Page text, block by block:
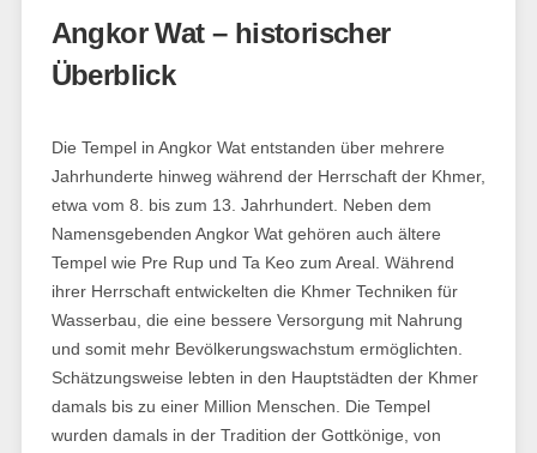
Angkor Wat – historischer
Überblick
Die Tempel in Angkor Wat entstanden über mehrere
Jahrhunderte hinweg während der Herrschaft der Khmer,
etwa vom 8. bis zum 13. Jahrhundert. Neben dem
Namensgebenden Angkor Wat gehören auch ältere
Tempel wie Pre Rup und Ta Keo zum Areal. Während
ihrer Herrschaft entwickelten die Khmer Techniken für
Wasserbau, die eine bessere Versorgung mit Nahrung
und somit mehr Bevölkerungswachstum ermöglichten.
Schätzungsweise lebten in den Hauptstädten der Khmer
damals bis zu einer Million Menschen. Die Tempel
wurden damals in der Tradition der Gottkönige, von